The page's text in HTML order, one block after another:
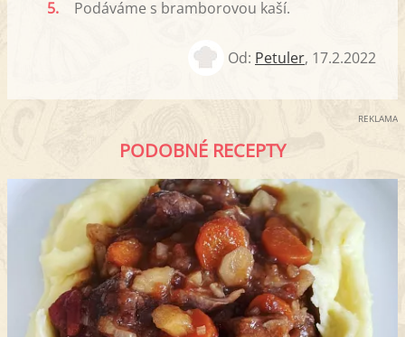
5. Podáváme s bramborovou kaší.
Od: Petuler, 17.2.2022
REKLAMA
PODOBNÉ RECEPTY